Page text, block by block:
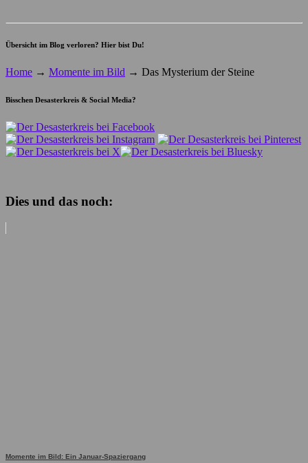
Übersicht im Blog verloren? Hier bist Du!
Home → Momente im Bild → Das Mysterium der Steine
Bisschen Desasterkreis & Social Media?
Dies und das noch:
Momente im Bild: Ein Januar-Spaziergang